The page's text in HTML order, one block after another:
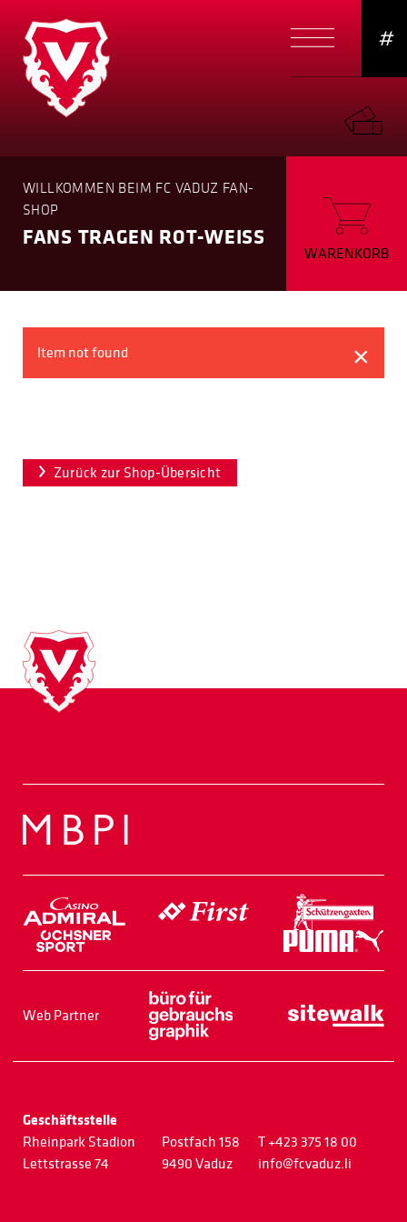
#
WILLKOMMEN BEIM FC VADUZ FAN-
SHOP
FANS TRAGEN ROT-WEISS
WARENKORB
Item not found ×
Zurück zur Shop-Übersicht
Web Partner
Geschäftsstelle
Rheinpark Stadion
Lettstrasse 74
Postfach 158
9490 Vaduz
T +423 375 18 00
info@fcvaduz.li